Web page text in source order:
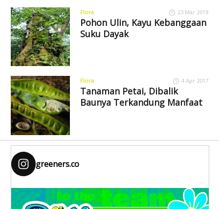
Flora 23 Mar 2018
Pohon Ulin, Kayu Kebanggaan
Suku Dayak
Flora 4 Apr 2017
Tanaman Petai, Dibalik
Baunya Terkandung Manfaat
greeners.co